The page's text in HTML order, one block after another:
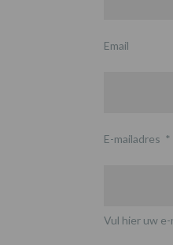
Email
E-mailadres *
Vul hier uw e-